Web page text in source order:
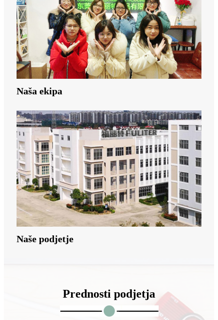
Naša ekipa
Naše podjetje
Prednosti podjetja